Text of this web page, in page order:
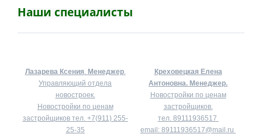
Наши специалисты
Лазарева Ксения Менеджер.
Управляющий отдела
новостроек.
Новостройки по ценам
застройщиков тел. +7(911) 255-
25-35
Креховецкая Елена
Антоновна. Менеджер.
Новостройки по ценам
застройщиков.
тел. 89111936517
email: 89111936517@mail.ru